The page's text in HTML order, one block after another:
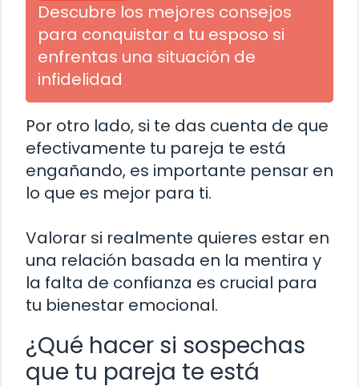
Descubre los mejores consejos
para conquistar a tu esposo si
enfrentas una situación de
infidelidad
Por otro lado, si te das cuenta de que
efectivamente tu pareja te está
engañando, es importante pensar en
lo que es mejor para ti.
Valorar si realmente quieres estar en
una relación basada en la mentira y
la falta de confianza es crucial para
tu bienestar emocional.
¿Qué hacer si sospechas
que tu pareja te está